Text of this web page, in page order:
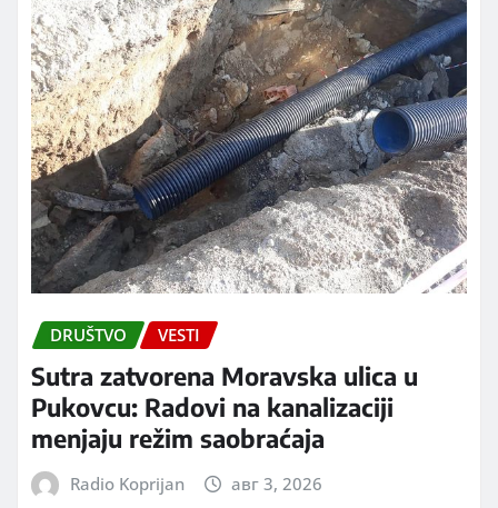
DRUŠTVO VESTI
Sutra zatvorena Moravska ulica u
Pukovcu: Radovi na kanalizaciji
menjaju režim saobraćaja
Radio Koprijan авг 3, 2026